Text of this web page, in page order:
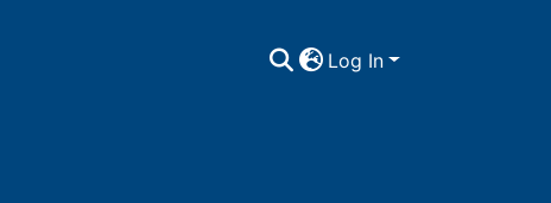
Log In